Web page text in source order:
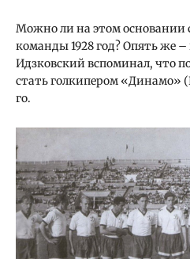
Можно ли на этом основании
команды 1928 год? Опять же
Идзковский вспоминал, что
стать голкипером «Динамо»
го.